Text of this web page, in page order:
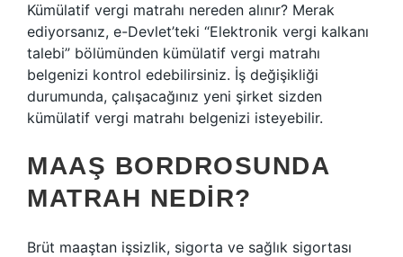
Kümülatif vergi matrahı nereden alınır? Merak
ediyorsanız, e-Devlet’teki “Elektronik vergi kalkanı
talebi” bölümünden kümülatif vergi matrahı
belgenizi kontrol edebilirsiniz. İş değişikliği
durumunda, çalışacağınız yeni şirket sizden
kümülatif vergi matrahı belgenizi isteyebilir.
MAAŞ BORDROSUNDA
MATRAH NEDIR?
Brüt maaştan işsizlik, sigorta ve sağlık sigortası